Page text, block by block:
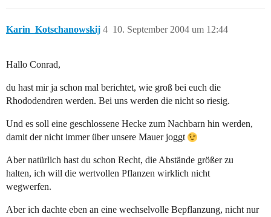
Karin_Kotschanowskij 10. September 2004 um 12:44
4
Hallo Conrad,
du hast mir ja schon mal berichtet, wie groß bei euch die
Rhododendren werden. Bei uns werden die nicht so riesig.
Und es soll eine geschlossene Hecke zum Nachbarn hin werden,
damit der nicht immer über unsere Mauer joggt
Aber natürlich hast du schon Recht, die Abstände größer zu
halten, ich will die wertvollen Pflanzen wirklich nicht
wegwerfen.
Aber ich dachte eben an eine wechselvolle Bepflanzung, nicht nur